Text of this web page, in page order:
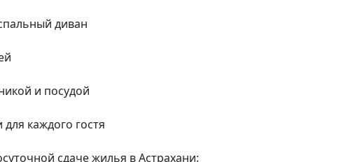
диван
и посудой
каждого гостя
сдаче жилья в Астрахани: